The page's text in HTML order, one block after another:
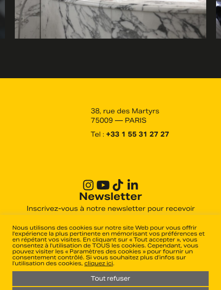
38, rue des Martyrs
75009 — PARIS
Tel : +33 1 55 31 27 27
Newsletter
Inscrivez-vous à notre newsletter pour recevoir
distribués par Haut et Court.
OK
Nous utilisons des cookies sur notre site Web pour vous offrir
l'expérience la plus pertinente en mémorisant vos préférences et
en répétant vos visites. En cliquant sur « Tout accepter », vous
consentez à l'utilisation de TOUS les cookies. Cependant, vous
pouvez visiter les « Paramètres des cookies » pour fournir un
consentement contrôlé. Si vous souhaitez plus d’infos sur
l’utilisation des cookies, cliquez ici.
Tout refuser